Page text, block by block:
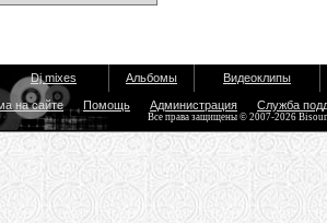
Dj mixes Альбомы Видеоклипы
на сайте Помощь Администрация Служба
Все права защищены © 2007-2026